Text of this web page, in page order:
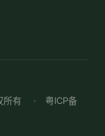
所有 · 粤ICP备